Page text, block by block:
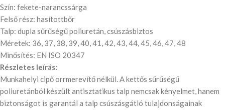
Szín: fekete-narancssárga
Felső rész: hasítottbőr
Talp: dupla sűrűségű poliuretán, csúszásbiztos
Méretek: 36, 37, 38, 39, 40, 41, 42, 43, 44, 45, 46, 47, 48
Minősítés: EN ISO 20347
Részletes leírás:
Munkahelyi cipő orrmerevítő nélkül. A kettős sűrűségű
poliuretánból készült antisztatikus talp nemcsak kényelmet, hanem
biztonságot is garantál a talp csúszásgátló tulajdonságainak